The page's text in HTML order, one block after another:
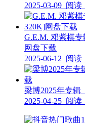
2025-03-09 阅读
G.E.M. 邓紫棋
网盘下载
2025-06-12 阅读
梁博2025年专辑
2025-04-25 阅读